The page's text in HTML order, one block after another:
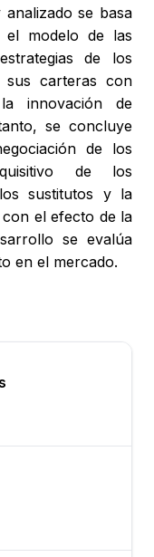
se basa
el modelo de las
de los
sus carteras con
innovación de
se concluye
de los
de los
sustitutos y la
el efecto de la
se evalúa
en el mercado.